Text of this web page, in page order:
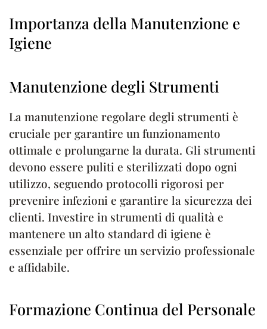
Importanza della Manutenzione e
Igiene
Manutenzione degli Strumenti
La manutenzione regolare degli strumenti è
cruciale per garantire un funzionamento
ottimale e prolungarne la durata. Gli strumenti
devono essere puliti e sterilizzati dopo ogni
utilizzo, seguendo protocolli rigorosi per
prevenire infezioni e garantire la sicurezza dei
clienti. Investire in strumenti di qualità e
mantenere un alto standard di igiene è
essenziale per offrire un servizio professionale
e affidabile.
Formazione Continua del Personale